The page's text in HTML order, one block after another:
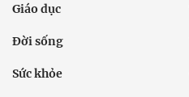
Giáo dục
Đời sống
Sức khỏe